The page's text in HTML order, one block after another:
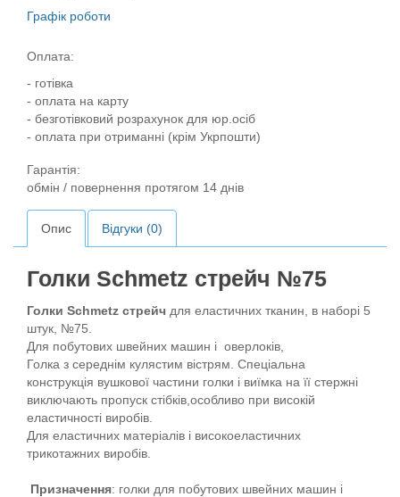
Графік роботи
Оплата:
- готівка
- оплата на карту
- безготівковий розрахунок для юр.осіб
- оплата при отриманні (крім Укрпошти)
Гарантія:
обмін / повернення протягом 14 днів
Опис Відгуки (0)
Голки Schmetz стрейч №75
Голки Schmetz стрейч для еластичних тканин, в наборі 5
штук, №75.
Для побутових швейних машин і оверлоків,
Голка з середнім кулястим вістрям. Спеціальна
конструкція вушкової частини голки і виїмка на її стержні
виключають пропуск стібків,особливо при високій
еластичності виробів.
Для еластичних матеріалів і високоеластичних
трикотажних виробів.
Призначення: голки для побутових швейних машин і